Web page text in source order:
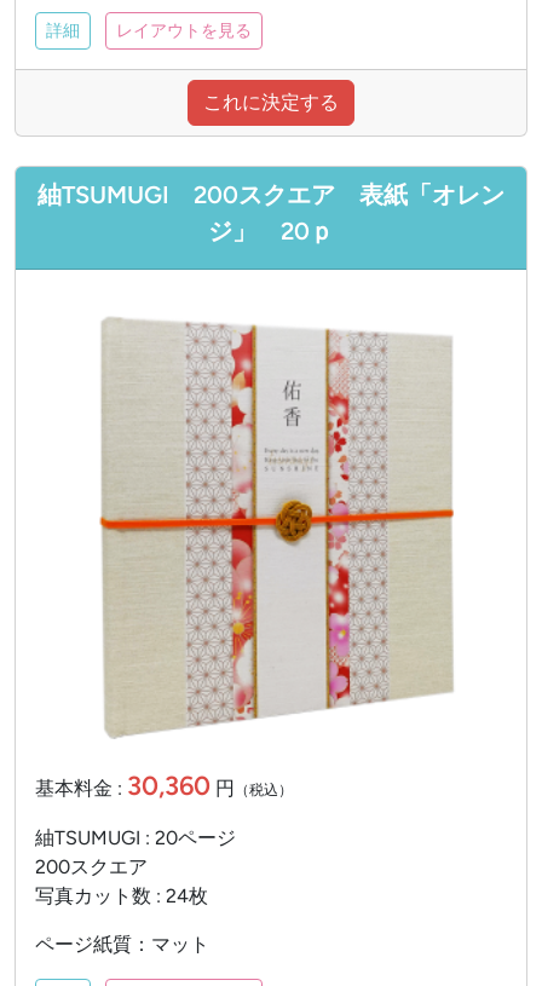
詳細 レイアウトを見る
これに決定する
紬TSUMUGI 200スクエア 表紙「オレン
ジ」 20ｐ
基本料金 : 30,360 円 （税込）
紬TSUMUGI : 20ページ
200スクエア
写真カット数 : 24枚
ページ紙質：マット